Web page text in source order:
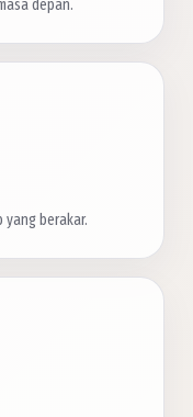
depan.
yang berakar.